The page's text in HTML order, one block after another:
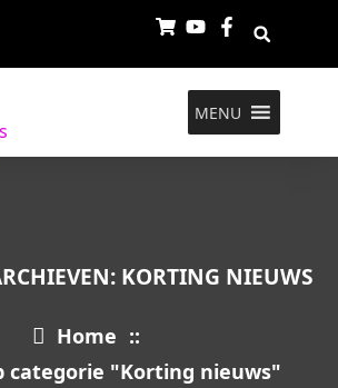
MENU
KORTING NIEUWS
Home ::
categorie "Korting nieuws"